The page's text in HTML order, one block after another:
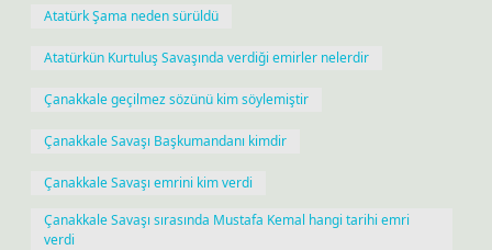
Atatürk Şama neden sürüldü
Atatürkün Kurtuluş Savaşında verdiği emirler nelerdir
Çanakkale geçilmez sözünü kim söylemiştir
Çanakkale Savaşı Başkumandanı kimdir
Çanakkale Savaşı emrini kim verdi
Çanakkale Savaşı sırasında Mustafa Kemal hangi tarihi emri
verdi